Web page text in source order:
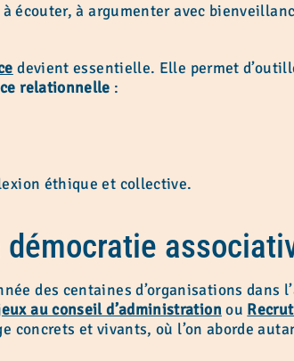
écouter, à argumenter avec
devient essentielle. Elle permet
relationnelle :
éthique et collective.
des centaines d’organisations dans
au conseil d’administrationou
concrets et vivants, où l’on aborde